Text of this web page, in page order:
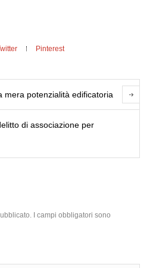
Pinterest
mera potenzialità edificatoria
di associazione per
I campi obbligatori sono